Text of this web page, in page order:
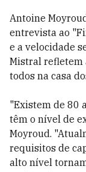
Antoine
entrevista ao
e a velocidade
Mistral refletem
todos na casa
"Existem de 80
têm o nível de
Moyroud.
requisitos de
alto nível